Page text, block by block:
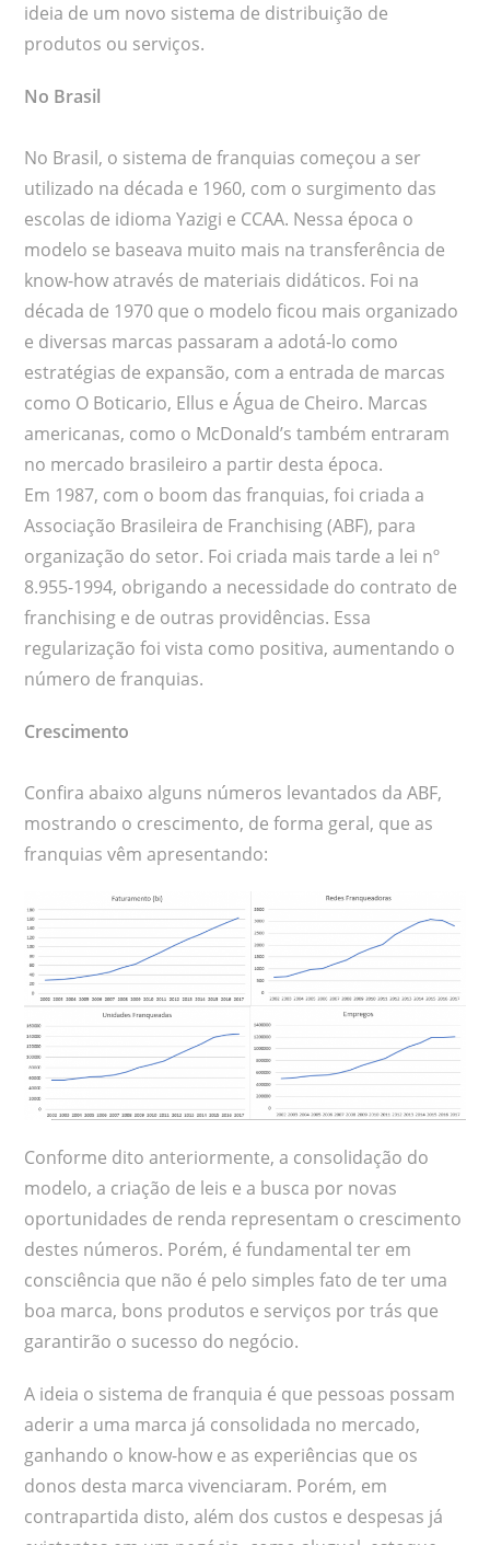
ideia de um novo sistema de distribuição de
produtos ou serviços.
No Brasil
No Brasil, o sistema de franquias começou a ser
utilizado na década e 1960, com o surgimento das
escolas de idioma Yazigi e CCAA. Nessa época o
modelo se baseava muito mais na transferência de
know-how através de materiais didáticos. Foi na
década de 1970 que o modelo ficou mais organizado
e diversas marcas passaram a adotá-lo como
estratégias de expansão, com a entrada de marcas
como O Boticario, Ellus e Água de Cheiro. Marcas
americanas, como o McDonald’s também entraram
no mercado brasileiro a partir desta época.
Em 1987, com o boom das franquias, foi criada a
Associação Brasileira de Franchising (ABF), para
organização do setor. Foi criada mais tarde a lei nº
8.955-1994, obrigando a necessidade do contrato de
franchising e de outras providências. Essa
regularização foi vista como positiva, aumentando o
número de franquias.
Crescimento
Confira abaixo alguns números levantados da ABF,
mostrando o crescimento, de forma geral, que as
franquias vêm apresentando:
Conforme dito anteriormente, a consolidação do
modelo, a criação de leis e a busca por novas
oportunidades de renda representam o crescimento
destes números. Porém, é fundamental ter em
consciência que não é pelo simples fato de ter uma
boa marca, bons produtos e serviços por trás que
garantirão o sucesso do negócio.
A ideia o sistema de franquia é que pessoas possam
aderir a uma marca já consolidada no mercado,
ganhando o know-how e as experiências que os
donos desta marca vivenciaram. Porém, em
contrapartida disto, além dos custos e despesas já